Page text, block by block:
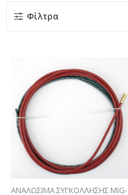
Φίλτρα
ΑΝΑΛΏΣΙΜΑ ΣΥΓΚΌΛΛΗΣΗΣ MIG-